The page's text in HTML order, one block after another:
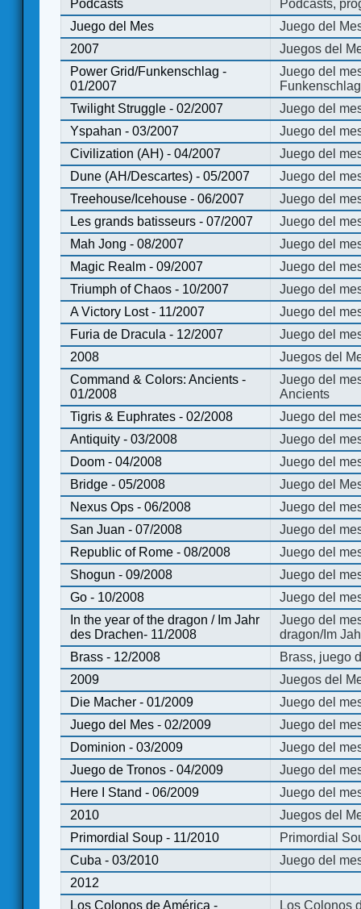
Podcasts
Podcasts,
Juego del Mes
Juego del
2007
Juegos del
Power Grid/Funkenschlag -
01/2007
Juego del
Twilight Struggle - 02/2007
Juego del
Yspahan - 03/2007
Juego del
Civilization (AH) - 04/2007
Juego del
Dune (AH/Descartes) - 05/2007
Juego del
Treehouse/Icehouse - 06/2007
Juego del
Les grands batisseurs - 07/2007
Juego del
Mah Jong - 08/2007
Juego del
Magic Realm - 09/2007
Juego del
Triumph of Chaos - 10/2007
Juego del
A Victory Lost - 11/2007
Juego del
Furia de Dracula - 12/2007
Juego del
2008
Juegos del
Command & Colors: Ancients -
01/2008
Juego del
Ancients
Tigris & Euphrates - 02/2008
Juego del
Antiquity - 03/2008
Juego del
Doom - 04/2008
Juego del
Bridge - 05/2008
Juego del
Nexus Ops - 06/2008
Juego del
San Juan - 07/2008
Juego del
Republic of Rome - 08/2008
Juego del
Shogun - 09/2008
Juego del
Go - 10/2008
Juego del
In the year of the dragon / Im Jahr
des Drachen- 11/2008
Juego del
dragon/Im
Brass - 12/2008
Brass, juego
2009
Juegos del
Die Macher - 01/2009
Juego del
Juego del Mes - 02/2009
Juego del
Dominion - 03/2009
Juego del
Juego de Tronos - 04/2009
Juego del
Here I Stand - 06/2009
Juego del
2010
Juegos del
Primordial Soup - 11/2010
Primordial
Cuba - 03/2010
Juego del
2012
Los Colonos de América -
Los Colonos